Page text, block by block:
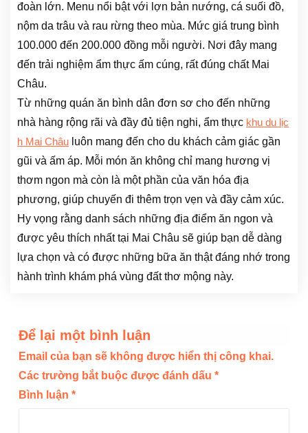
đoàn lớn. Menu nổi bật với lợn bản nướng, cá suối đồ,
nộm da trâu và rau rừng theo mùa. Mức giá trung bình
100.000 đến 200.000 đồng mỗi người. Nơi đây mang
đến trải nghiệm ẩm thực ấm cúng, rất đúng chất Mai
Châu.
Từ những quán ăn bình dân đơn sơ cho đến những
nhà hàng rộng rãi và đầy đủ tiện nghi, ẩm thực khu du lịc
h Mai Châu luôn mang đến cho du khách cảm giác gần
gũi và ấm áp. Mỗi món ăn không chỉ mang hương vị
thơm ngon mà còn là một phần của văn hóa địa
phương, giúp chuyến đi thêm trọn vẹn và đầy cảm xúc.
Hy vọng rằng danh sách những địa điểm ăn ngon và
được yêu thích nhất tại Mai Châu sẽ giúp bạn dễ dàng
lựa chọn và có được những bữa ăn thật đáng nhớ trong
hành trình khám phá vùng đất thơ mộng này.
Để lại một bình luận
Email của bạn sẽ không được hiển thị công khai.
Các trường bắt buộc được đánh dấu *
Bình luận *